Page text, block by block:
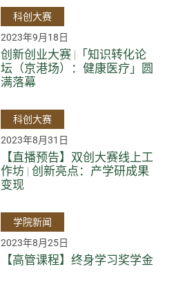
科创大赛
2023年9月18日
创新创业大赛 |「知识转化论
坛（京港场）：健康医疗」圆
满落幕
科创大赛
2023年8月31日
【直播预告】双创大赛线上工
作坊 | 创新亮点：产学研成果
变现
学院新闻
2023年8月25日
【高管课程】终身学习奖学金